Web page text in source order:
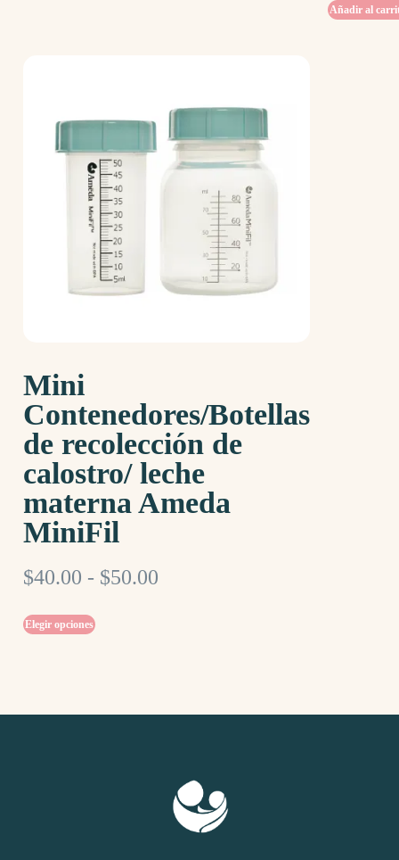
Añadir al
Mini
Contenedores/Botellas
de recolección de
calostro/ leche
materna Ameda
MiniFil
$40.00 - $50.00
Elegir opciones